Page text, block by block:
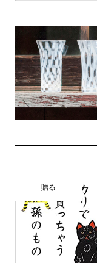
贈る